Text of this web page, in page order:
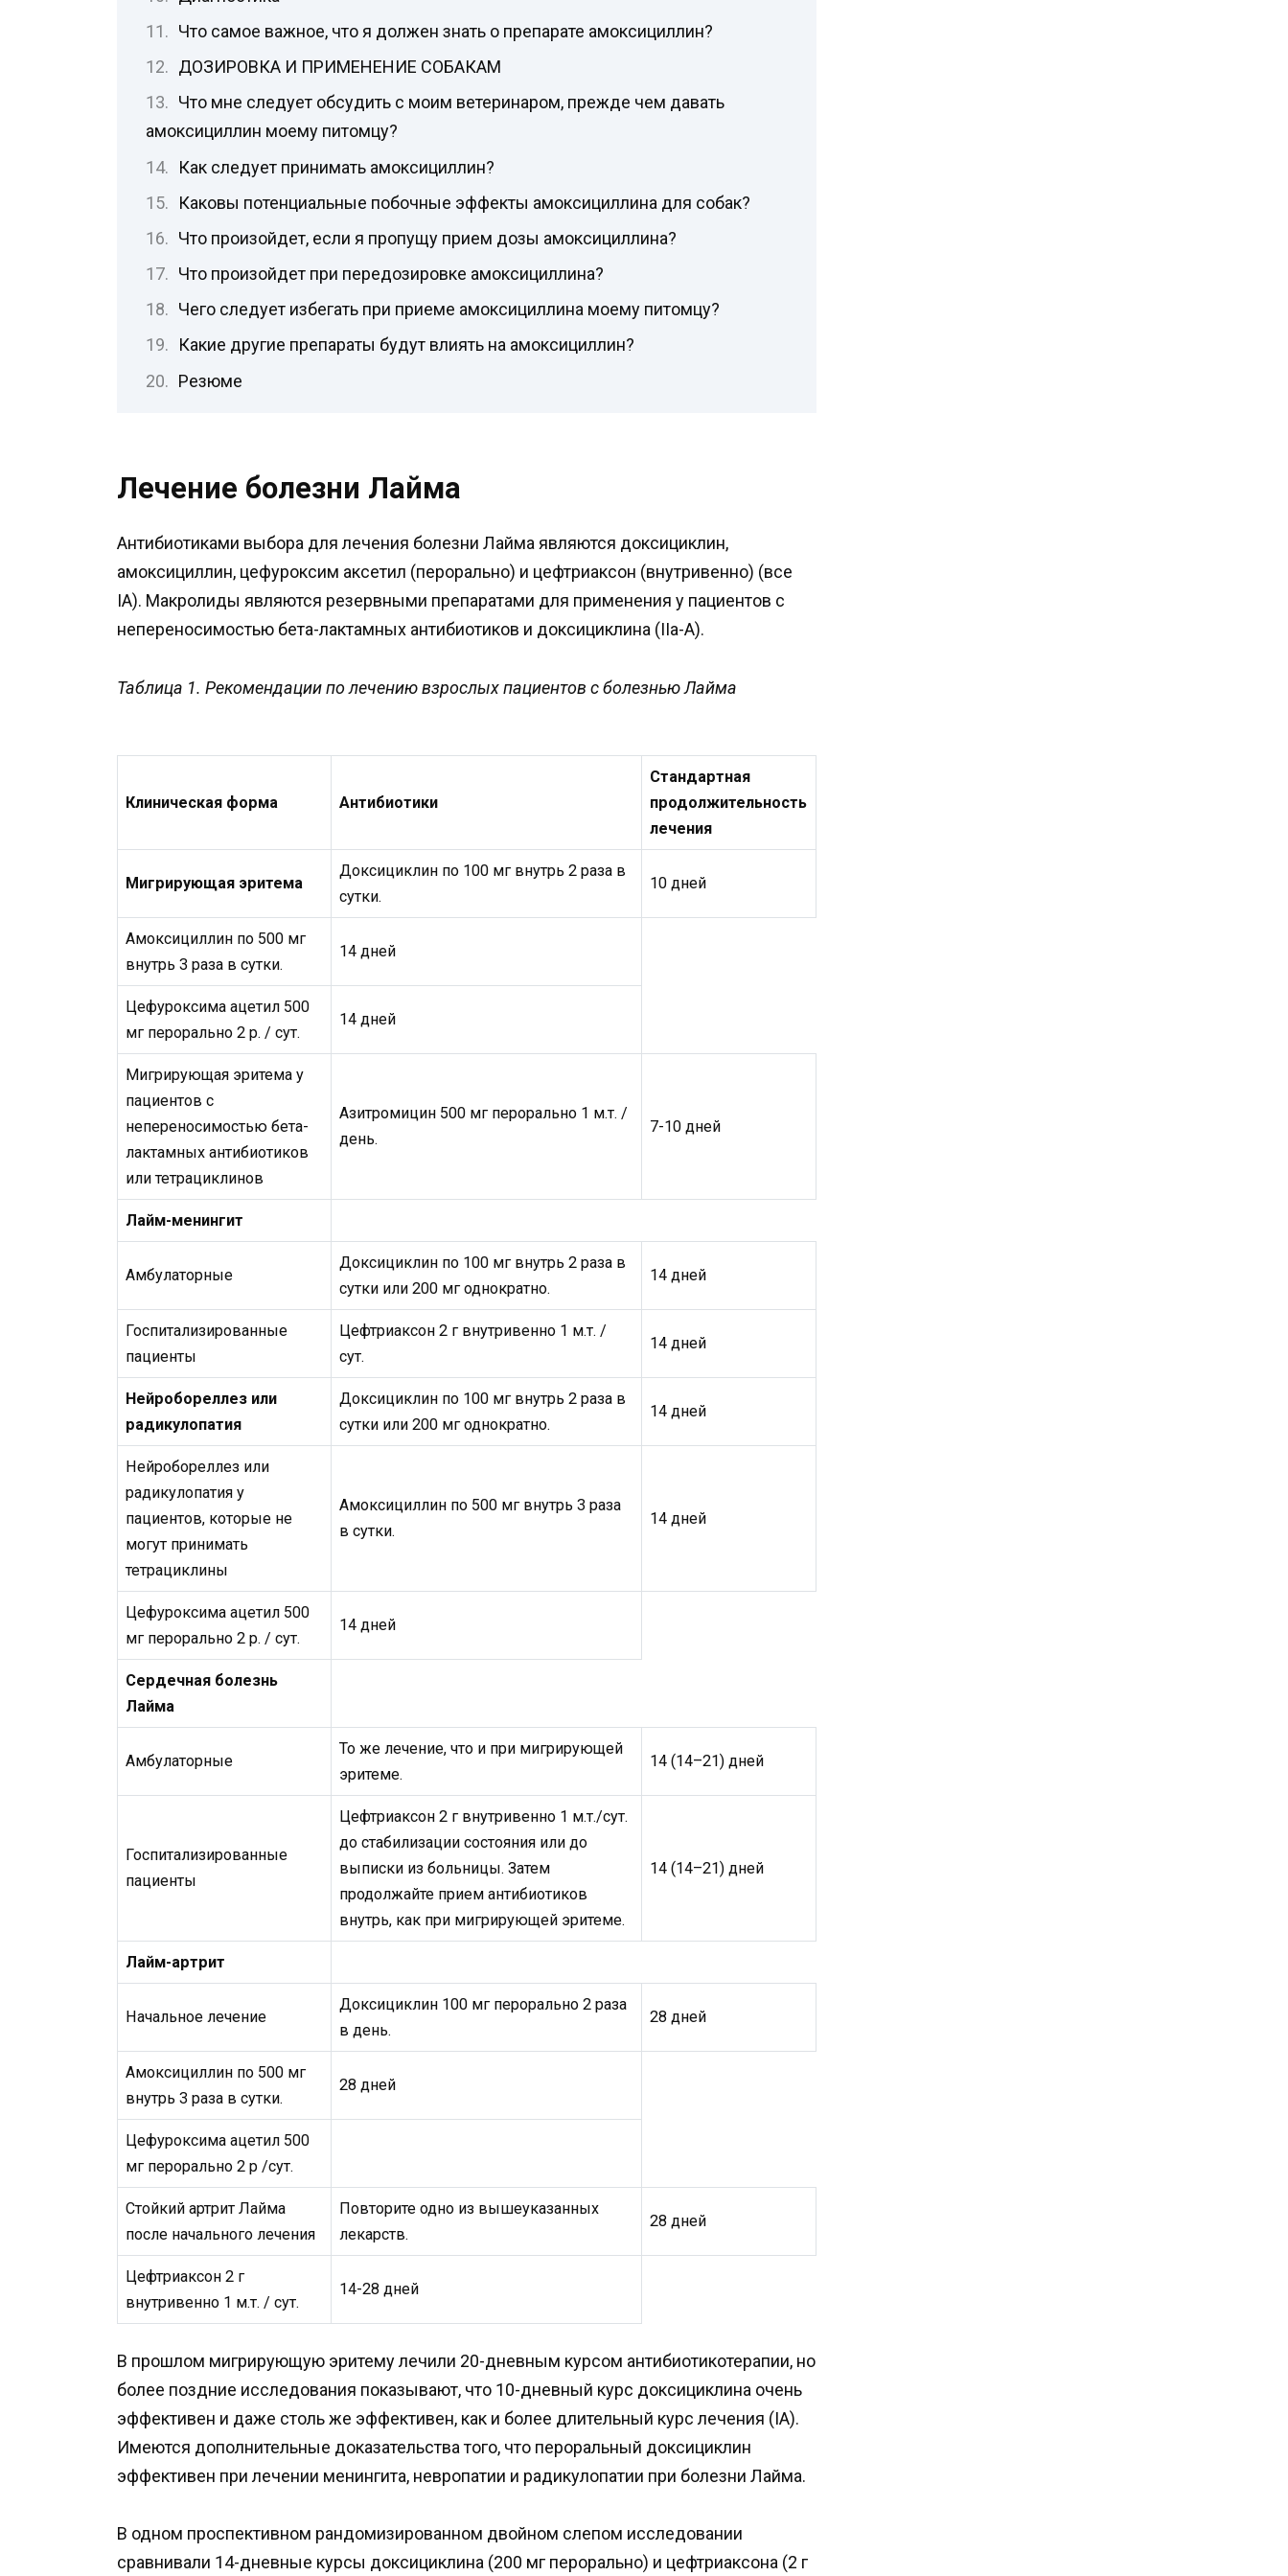
Что самое важное, что я должен знать о препарате амоксициллин?
ДОЗИРОВКА И ПРИМЕНЕНИЕ СОБАКАМ
Что мне следует обсудить с моим ветеринаром, прежде чем давать
амоксициллин моему питомцу?
Как следует принимать амоксициллин?
Каковы потенциальные побочные эффекты амоксициллина для собак?
Что произойдет, если я пропущу прием дозы амоксициллина?
Что произойдет при передозировке амоксициллина?
Чего следует избегать при приеме амоксициллина моему питомцу?
Какие другие препараты будут влиять на амоксициллин?
Резюме
Лечение болезни Лайма
Антибиотиками выбора для лечения болезни Лайма являются доксициклин,
амоксициллин, цефуроксим аксетил (перорально) и цефтриаксон (внутривенно) (все
IA). Макролиды являются резервными препаратами для применения у пациентов с
непереносимостью бета-лактамных антибиотиков и доксициклина (IIa-A).
Таблица 1. Рекомендации по лечению взрослых пациентов с болезнью Лайма
Клиническая форма Антибиотики
Стандартная
продолжительность
лечения
Мигрирующая эритема
Доксициклин по 100 мг внутрь 2 раза в
сутки.
10 дней
Амоксициллин по 500 мг
внутрь 3 раза в сутки.
14 дней
Цефуроксима ацетил 500
мг перорально 2 р. / сут.
14 дней
Мигрирующая эритема у
пациентов с
непереносимостью бета-
лактамных антибиотиков
или тетрациклинов
Азитромицин 500 мг перорально 1 м.т. /
день.
7-10 дней
Лайм-менингит
Амбулаторные
Доксициклин по 100 мг внутрь 2 раза в
сутки или 200 мг однократно.
14 дней
Госпитализированные
пациенты
Цефтриаксон 2 г внутривенно 1 м.т. /
сут.
14 дней
Нейробореллез или
радикулопатия
Доксициклин по 100 мг внутрь 2 раза в
сутки или 200 мг однократно.
14 дней
Нейробореллез или
радикулопатия у
пациентов, которые не
могут принимать
тетрациклины
Амоксициллин по 500 мг внутрь 3 раза
в сутки.
14 дней
Цефуроксима ацетил 500
мг перорально 2 р. / сут.
14 дней
Сердечная болезнь
Лайма
Амбулаторные
То же лечение, что и при мигрирующей
эритеме.
14 (14–21) дней
Госпитализированные
пациенты
Цефтриаксон 2 г внутривенно 1 м.т./сут.
до стабилизации состояния или до
выписки из больницы. Затем
продолжайте прием антибиотиков
внутрь, как при мигрирующей эритеме.
14 (14–21) дней
Лайм-артрит
Начальное лечение
Доксициклин 100 мг перорально 2 раза
в день.
28 дней
Амоксициллин по 500 мг
внутрь 3 раза в сутки.
28 дней
Цефуроксима ацетил 500
мг перорально 2 р /сут.
Стойкий артрит Лайма
после начального лечения
Повторите одно из вышеуказанных
лекарств.
28 дней
Цефтриаксон 2 г
внутривенно 1 м.т. / сут.
14-28 дней
В прошлом мигрирующую эритему лечили 20-дневным курсом антибиотикотерапии, но
более поздние исследования показывают, что 10-дневный курс доксициклина очень
эффективен и даже столь же эффективен, как и более длительный курс лечения (IA).
Имеются дополнительные доказательства того, что пероральный доксициклин
эффективен при лечении менингита, невропатии и радикулопатии при болезни Лайма.
В одном проспективном рандомизированном двойном слепом исследовании
сравнивали 14-дневные курсы доксициклина (200 мг перорально) и цефтриаксона (2 г